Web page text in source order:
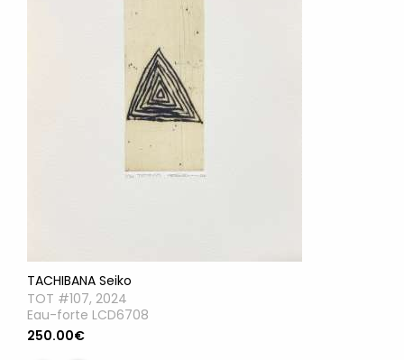
TACHIBANA Seiko
TOT #107, 2024
Eau-forte LCD6708
250.00€